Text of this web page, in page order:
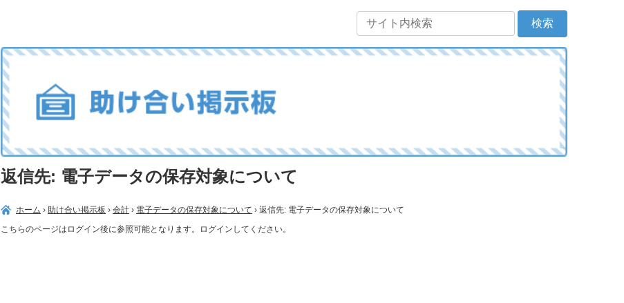
返信先: 電子データの保存対象について
ホーム › 助け合い掲示板 › 会計 › 電子データの保存対象について › 返信先: 電子データの保存対象について
こちらのページはログイン後に参照可能となります。ログインしてください。